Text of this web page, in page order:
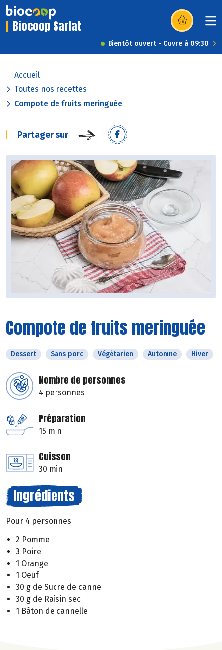
Biocoop Sarlat (s’ouvre dans
Bientôt ouvert - Ouvre à 09:30
Accueil
Toutes nos recettes
Compote de fruits meringuée
Partager sur
Compote de fruits meringuée
Dessert Sans porc Végétarien Automne Hiver
Nombre de personnes
4 personnes
Préparation
15 min
Cuisson
30 min
Ingrédients
Pour 4 personnes
2 Pomme
3 Poire
1 Orange
1 Oeuf
30 g de Sucre de canne
30 g de Raisin sec
1 Bâton de cannelle